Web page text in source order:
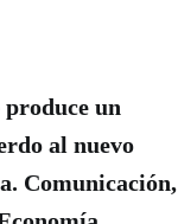
produce un
al nuevo
Comunicación,